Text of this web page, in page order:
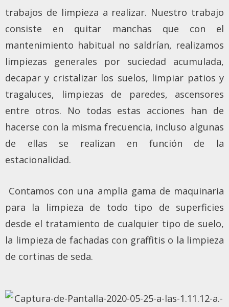
trabajos de limpieza a realizar. Nuestro trabajo
consiste en quitar manchas que con el
mantenimiento habitual no saldrían, realizamos
limpiezas generales por suciedad acumulada,
decapar y cristalizar los suelos, limpiar patios y
tragaluces, limpiezas de paredes, ascensores
entre otros. No todas estas acciones han de
hacerse con la misma frecuencia, incluso algunas
de ellas se realizan en función de la
estacionalidad.
Contamos con una amplia gama de maquinaria
para la limpieza de todo tipo de superficies
desde el tratamiento de cualquier tipo de suelo,
la limpieza de fachadas con graffitis o la limpieza
de cortinas de seda.